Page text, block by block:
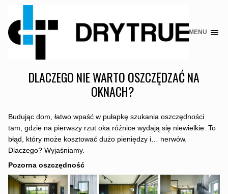
Skip
MENU
DLACZEGO NIE WARTO OSZCZĘDZAĆ NA
OKNACH?
Budując dom, łatwo wpaść w pułapkę szukania oszczędności
tam, gdzie na pierwszy rzut oka różnice wydają się niewielkie. To
błąd, który może kosztować dużo pieniędzy i… nerwów.
Dlaczego? Wyjaśniamy.
Pozorna oszczędność